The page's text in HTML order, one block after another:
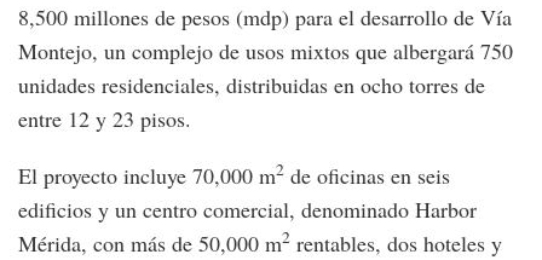
8,500 millones de pesos (mdp) para el desarrollo de Vía
Montejo, un complejo de usos mixtos que albergará 750
unidades residenciales, distribuidas en ocho torres de
entre 12 y 23 pisos.
El proyecto incluye 70,000 m2 de oficinas en seis
edificios y un centro comercial, denominado Harbor
Mérida, con más de 50,000 m2 rentables, dos hoteles y